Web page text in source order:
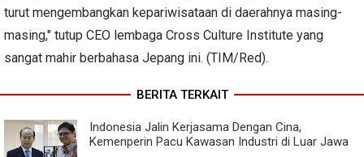
turut mengembangkan kepariwisataan di daerahnya masing-
masing," tutup CEO lembaga Cross Culture Institute yang
sangat mahir berbahasa Jepang ini. (TIM/Red).
BERITA TERKAIT
Indonesia Jalin Kerjasama Dengan Cina,
Kemenperin Pacu Kawasan Industri di Luar Jawa